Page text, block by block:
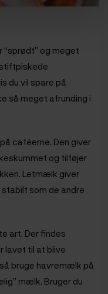
“sprødt” og meget
du vil spare på
så meget afrunding i
caféerne. Den giver
og tilføjer
Letmælk giver
som de andre
art. Der findes
lavet til at blive
bruge havremælk på
mælk. Bruger du